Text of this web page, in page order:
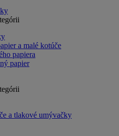
a malé kotúče
papiera
papier
a tlakové umývačky